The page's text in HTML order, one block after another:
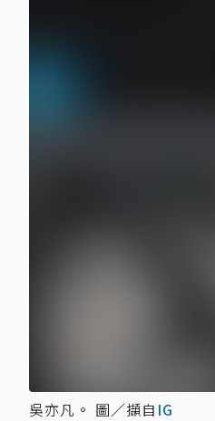
吳亦凡。 圖／擷自 IG